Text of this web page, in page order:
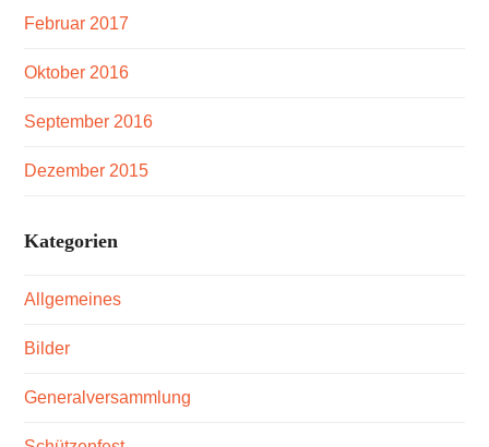
Februar 2017
Oktober 2016
September 2016
Dezember 2015
Kategorien
Allgemeines
Bilder
Generalversammlung